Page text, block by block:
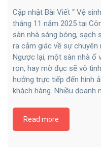
Cập nhật Bài Viết “ Vệ
tháng 11 năm 2025 tại
sàn nhà sáng bóng, sạch
ra cảm giác về sự chuyên
Ngược lại, một sàn nhà ố
ron, hay mờ đục sẽ vô
hưởng trực tiếp đến hình
khách hàng. Nhiều doanh
Read more